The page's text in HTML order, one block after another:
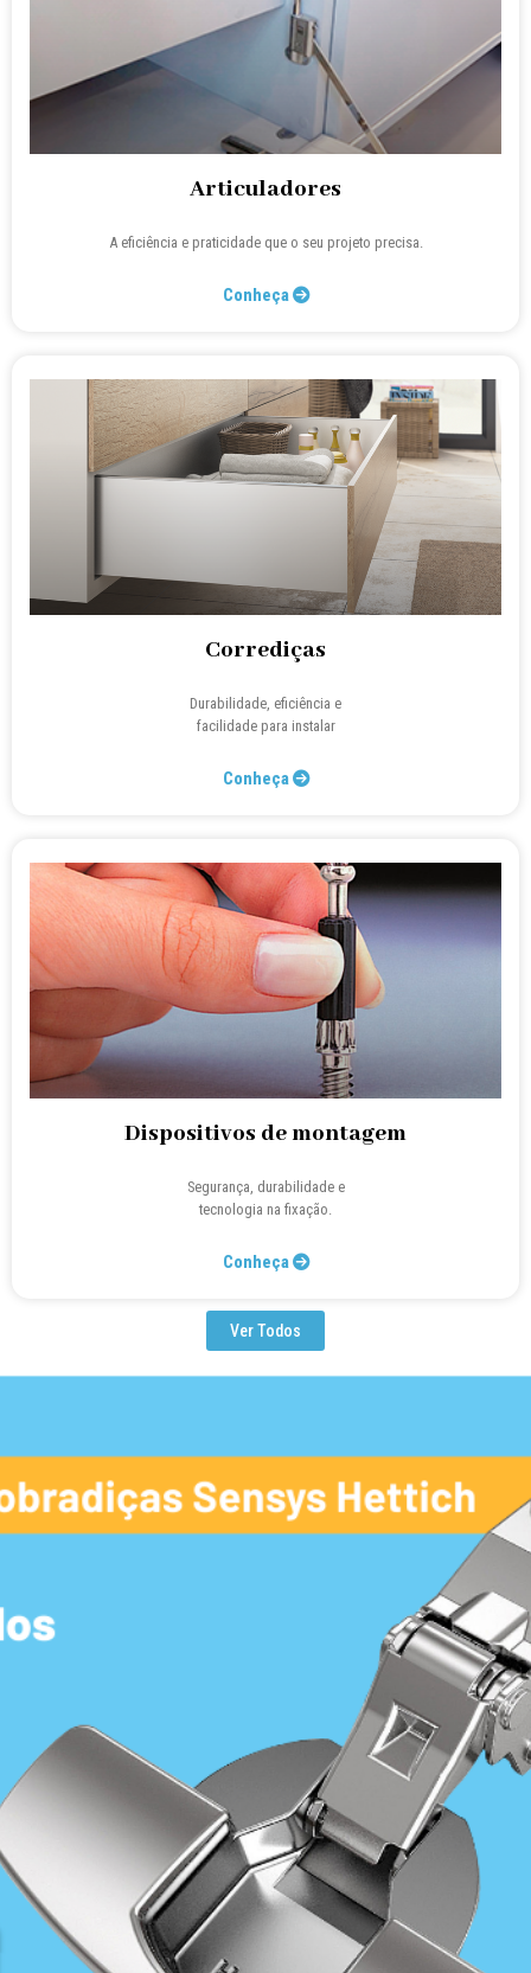
Articuladores
A eficiência e praticidade que o seu projeto precisa.
Conheça
Corrediças
Durabilidade, eficiência e
facilidade para instalar
Conheça
Dispositivos de montagem
Segurança, durabilidade e
tecnologia na fixação.
Conheça
Ver Todos